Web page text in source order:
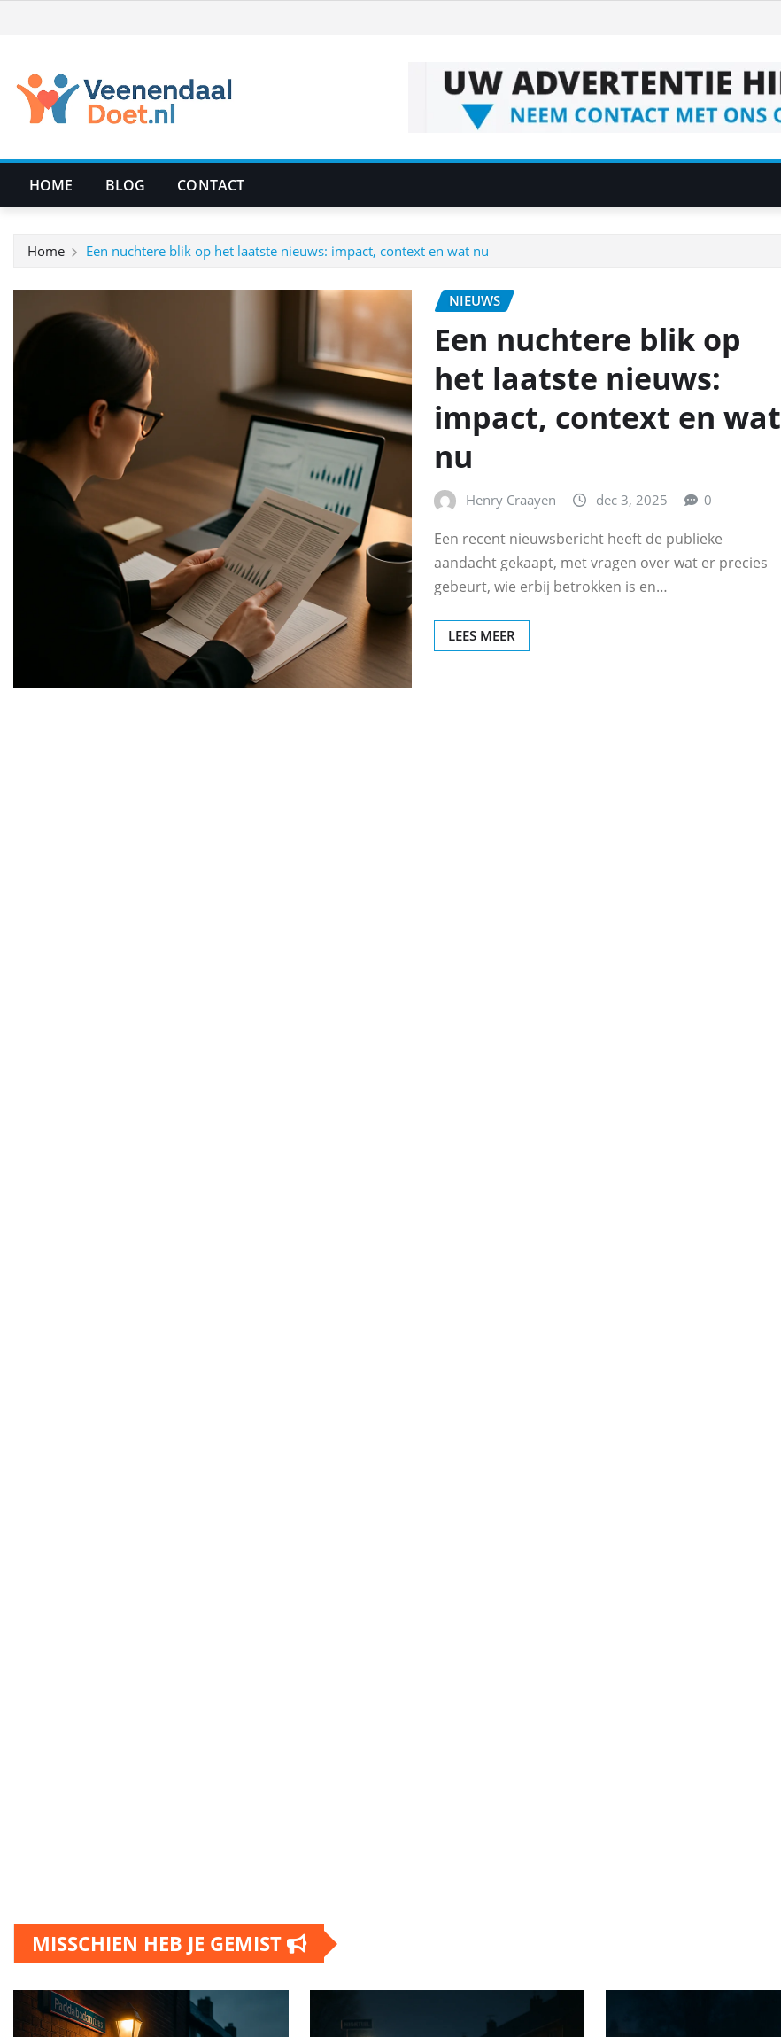
naar
inhoud
HOME BLOG CONTACT
Home Een nuchtere blik op het laatste nieuws: impact, context en wat nu
NIEUWS
Een nuchtere blik op
het laatste nieuws:
impact, context en wat
nu
Henry Craayen dec 3, 2025 0
Een recent nieuwsbericht heeft de publieke
aandacht gekaapt, met vragen over wat er precies
gebeurt, wie erbij betrokken is en…
LEES MEER
MISSCHIEN HEB JE GEMIST